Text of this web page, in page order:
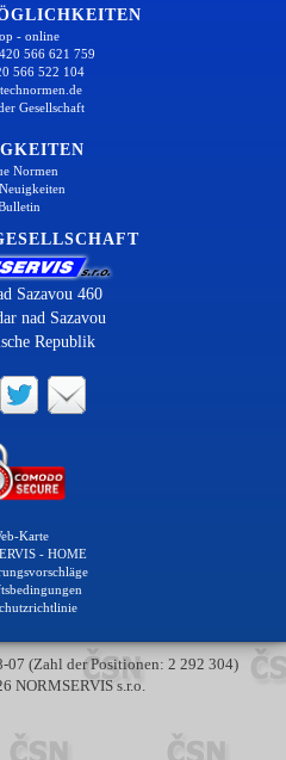
- online
566 621 759
566 522 104
Gesellschaft
Normen
Sazavou 460
nad Sazavou
Republik
Karte
- HOME
(Zahl der Positionen: 2 292 304)
NORMSERVIS s.r.o.